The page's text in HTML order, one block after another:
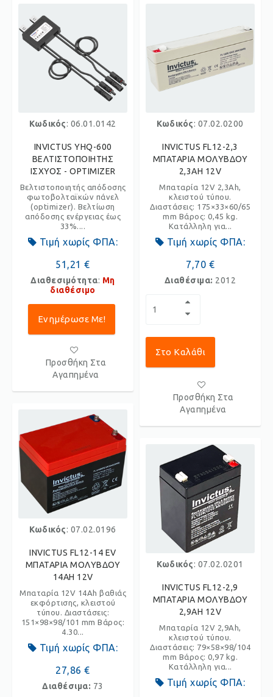
Κωδικός: 06.01.0142
INVICTUS YHQ-600
ΒΕΛΤΙΣΤΟΠΟΙΗΤΗΣ
ΙΣΧΥΟΣ - OPTIMIZER
Βελτιστοποιητής απόδοσης
φωτοβολταϊκών πάνελ
(optimizer). Βελτίωση
απόδοσης ενέργειας έως
33%....
Τιμή χωρίς ΦΠΑ:
51,21 €
Διαθεσιμότητα: Μη
διαθέσιμο
Ενημέρωσε Με!
Προσθήκη Στα
Αγαπημένα
Κωδικός: 07.02.0196
INVICTUS FL12-14 EV
ΜΠΑΤΑΡΙΑ ΜΟΛΥΒΔΟΥ
14AH 12V
Μπαταρία 12V 14Ah βαθιάς
εκφόρτισης, κλειστού
τύπου. Διαστάσεις:
151×98×98/101 mm Βάρος:
4.30...
Τιμή χωρίς ΦΠΑ:
27,86 €
Διαθέσιμα: 73
Κωδικός: 07.02.0200
INVICTUS FL12-2,3
ΜΠΑΤΑΡΙΑ ΜΟΛΥΒΔΟΥ
2,3AH 12V
Μπαταρία 12V 2,3Ah,
κλειστού τύπου.
Διαστάσεις: 175×33×60/65
mm Βάρος: 0,45 kg.
Κατάλληλη για...
Τιμή χωρίς ΦΠΑ:
7,70 €
Διαθέσιμα: 2012
Στο Καλάθι
Προσθήκη Στα
Αγαπημένα
Κωδικός: 07.02.0201
INVICTUS FL12-2,9
ΜΠΑΤΑΡΙΑ ΜΟΛΥΒΔΟΥ
2,9AH 12V
Μπαταρία 12V 2,9Ah,
κλειστού τύπου.
Διαστάσεις: 79×58×98/104
mm Βάρος: 0,97 kg.
Κατάλληλη για...
Τιμή χωρίς ΦΠΑ: